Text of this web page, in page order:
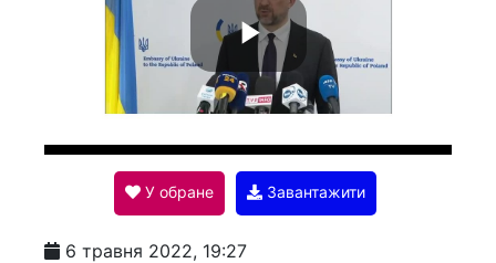
P
l
a
У обране Завантажити
6 травня 2022, 19:27